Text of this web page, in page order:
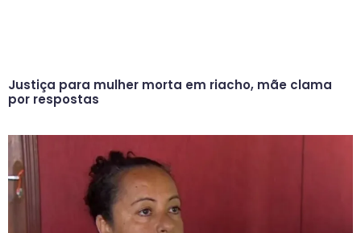
Justiça para mulher morta em riacho, mãe clama
por respostas